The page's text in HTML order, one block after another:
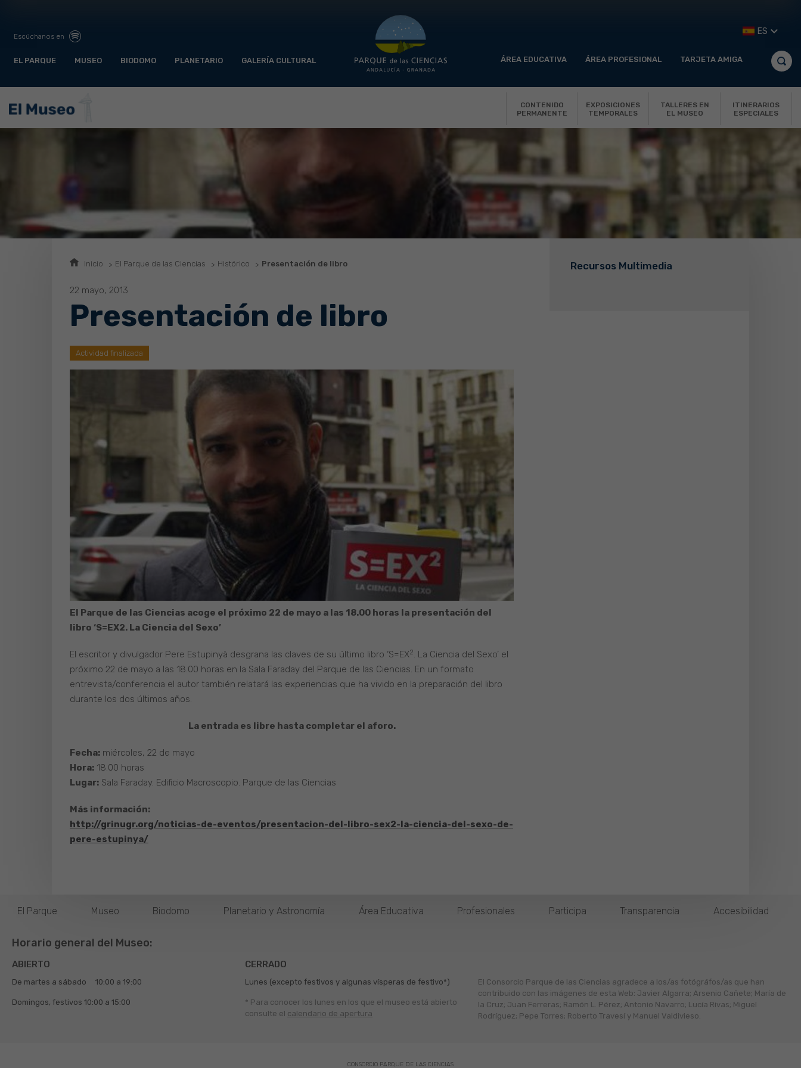
Escúchanos en
EL PARQUE MUSEO BIODOMO PLANETARIO GALERÍA CULTURAL ÁREA EDUCATIVA ÁREA PROFESIONAL TARJETA AMIGA
ES
CONTENIDO
PERMANENTE
EXPOSICIONES
TEMPORALES
TALLERES EN
EL MUSEO
ITINERARIOS
ESPECIALES
Inicio El Parque de las Ciencias Histórico Presentación de libro
22 mayo, 2013
Presentación de libro
Actividad finalizada
El Parque de las Ciencias acoge el próximo 22 de mayo a las 18.00 horas la presentación del
libro ‘S=EX2. La Ciencia del Sexo’
El escritor y divulgador Pere Estupinyà desgrana las claves de su último libro ‘S=EX2. La Ciencia del Sexo’ el
próximo 22 de mayo a las 18.00 horas en la Sala Faraday del Parque de las Ciencias. En un formato
entrevista/conferencia el autor también relatará las experiencias que ha vivido en la preparación del libro
durante los dos últimos años.
La entrada es libre hasta completar el aforo.
Fecha: miércoles, 22 de mayo
Hora: 18.00 horas
Lugar: Sala Faraday. Edificio Macroscopio. Parque de las Ciencias
Más información:
http://grinugr.org/noticias-de-eventos/presentacion-del-libro-sex2-la-ciencia-del-sexo-de-
pere-estupinya/
Recursos Multimedia
El Parque Museo Biodomo Planetario y Astronomía Área Educativa Profesionales Participa Transparencia Accesibilidad
Horario general del Museo:
ABIERTO
De martes a sábado 10:00 a 19:00
Domingos, festivos 10:00 a 15:00
CERRADO
Lunes (excepto festivos y algunas vísperas de festivo*)
* Para conocer los lunes en los que el museo está abierto
consulte el calendario de apertura
El Consorcio Parque de las Ciencias agradece a los/as fotógráfos/as que han
contribuido con las imágenes de esta Web: Javier Algarra; Arsenio Cañete; María de
la Cruz; Juan Ferreras; Ramón L. Pérez; Antonio Navarro; Lucía Rivas; Miguel
Rodríguez; Pepe Torres; Roberto Travesí y Manuel Valdivieso.
CONSORCIO PARQUE DE LAS CIENCIAS